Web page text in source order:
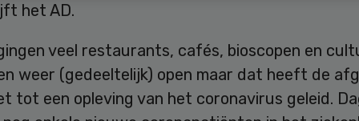
het AD.
veel restaurants, cafés, bioscopen en
weer (gedeeltelijk) open maar dat heeft de
tot een opleving van het coronavirus geleid.